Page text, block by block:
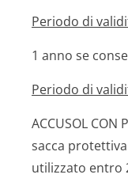
Periodo di
1 anno se
Periodo di
ACCUSOL
sacca
utilizzato entro